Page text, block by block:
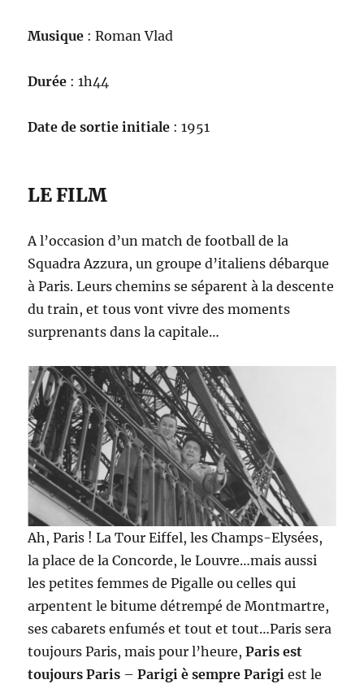
Musique : Roman Vlad
Durée : 1h44
Date de sortie initiale : 1951
LE FILM
A l’occasion d’un match de football de la
Squadra Azzura, un groupe d’italiens débarque
à Paris. Leurs chemins se séparent à la descente
du train, et tous vont vivre des moments
surprenants dans la capitale…
Ah, Paris ! La Tour Eiffel, les Champs-Elysées,
la place de la Concorde, le Louvre…mais aussi
les petites femmes de Pigalle ou celles qui
arpentent le bitume détrempé de Montmartre,
ses cabarets enfumés et tout et tout…Paris sera
toujours Paris, mais pour l’heure,Paris est
toujours Paris –Parigi è sempre Parigi est le